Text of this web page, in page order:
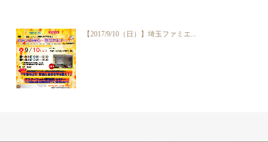
【2017/9/10（日）】埼玉ファミエ...